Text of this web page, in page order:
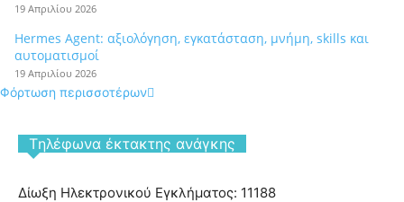
19 Απριλίου 2026
Hermes Agent: αξιολόγηση, εγκατάσταση, μνήμη, skills και
αυτοματισμοί
19 Απριλίου 2026
Φόρτωση περισσοτέρων
Tηλέφωνα έκτακτης ανάγκης
Δίωξη Ηλεκτρονικού Εγκλήματος: 11188